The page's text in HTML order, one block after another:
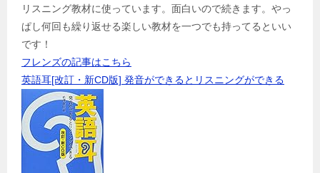
リスニング教材に使っています。面白いので続きます。やっ
ぱし何回も繰り返せる楽しい教材を一つでも持ってるといい
です！
フレンズの記事はこちら
英語耳[改訂・新CD版] 発音ができるとリスニングができる